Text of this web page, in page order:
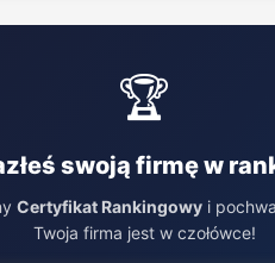
🏆
swoją firmę w
Certyfikat Rankingowyi
Twoja firma jest w czołówce!